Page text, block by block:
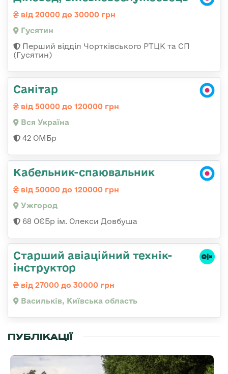
від 20000 до 30000 грн
Гусятин
Перший відділ Чортківського РТЦК та СП
(Гусятин)
Санітар
від 50000 до 120000 грн
Вся Україна
42 ОМБр
Кабельник-спаювальник
від 50000 до 120000 грн
Ужгород
68 ОЄБр ім. Олекси Довбуша
Старший авіаційний технік-
інструктор
від 27000 до 30000 грн
Васильків, Київська область
ПУБЛІКАЦІЇ